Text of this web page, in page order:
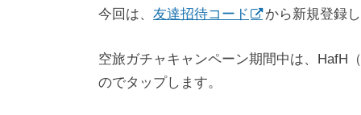
今回は、 友達招待コード から新規登録
空旅ガチャキャンペーン期間中は、HafH
のでタップします。